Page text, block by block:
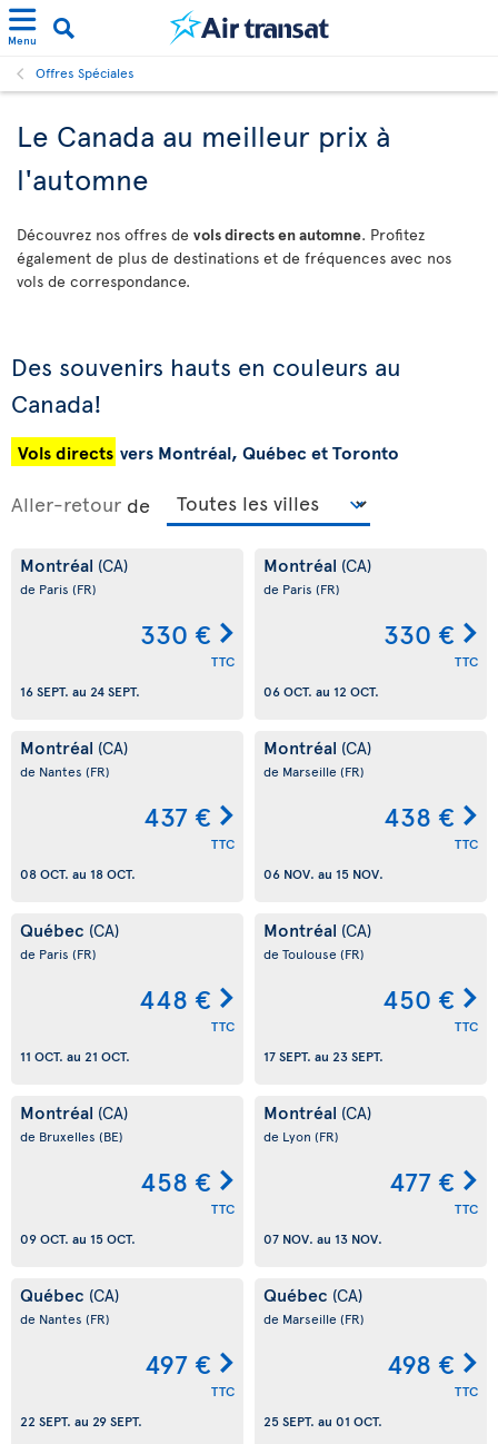
Menu
Offres Spéciales
Le Canada au meilleur prix à
l'automne
Découvrez nos offres de vols directs en automne. Profitez
également de plus de destinations et de fréquences avec nos
vols de correspondance.
Des souvenirs hauts en couleurs au
Canada!
Vols directs vers Montréal, Québec et Toronto
Aller-retour de
Montréal (CA)
de Paris (FR)
330 €
TTC
16 SEPT. au 24 SEPT.
Montréal (CA)
de Paris (FR)
330 €
TTC
06 OCT. au 12 OCT.
Montréal (CA)
de Nantes (FR)
437 €
TTC
08 OCT. au 18 OCT.
Montréal (CA)
de Marseille (FR)
438 €
TTC
06 NOV. au 15 NOV.
Québec (CA)
de Paris (FR)
448 €
TTC
11 OCT. au 21 OCT.
Montréal (CA)
de Toulouse (FR)
450 €
TTC
17 SEPT. au 23 SEPT.
Montréal (CA)
de Bruxelles (BE)
458 €
TTC
09 OCT. au 15 OCT.
Montréal (CA)
de Lyon (FR)
477 €
TTC
07 NOV. au 13 NOV.
Québec (CA)
de Nantes (FR)
497 €
TTC
22 SEPT. au 29 SEPT.
Québec (CA)
de Marseille (FR)
498 €
TTC
25 SEPT. au 01 OCT.